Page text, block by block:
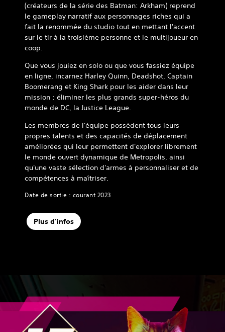
(créateurs de la série des Batman: Arkham) reprend
le gameplay narratif aux personnages riches qui a
fait la renommée du studio tout en mettant l'accent
sur le tir à la troisième personne et le multijoueur en
coop.
Que vous jouiez en solo ou que vous fassiez équipe
en ligne, incarnez Harley Quinn, Deadshot, Captain
Boomerang et King Shark pour les aider dans leur
mission : éliminer les plus grands super-héros du
monde de DC, la Justice League.
Les membres de l'équipe possèdent tous leurs
propres talents et des capacités de déplacement
améliorées qui leur permettent d'explorer librement
le monde ouvert dynamique de Metropolis, ainsi
qu'une vaste sélection d'armes à personnaliser et de
compétences à maîtriser.
Date de sortie : courant 2023
Plus d'infos